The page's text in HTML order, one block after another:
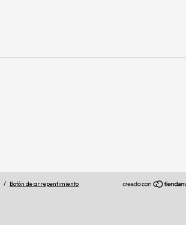
/ Botón de arrepentimiento